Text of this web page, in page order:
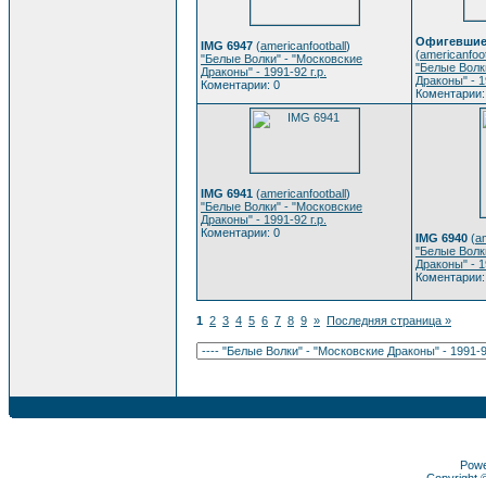
IMG 6947 (americanfootball)
"Белые Волки" - "Московские
Драконы" - 1991-92 г.р.
Коментарии: 0
Офигевшие
(
"Белые
Драконы" -
IMG 6941 (americanfootball)
"Белые Волки" - "Московские
Драконы" - 1991-92 г.р.
Коментарии: 0
IMG 6940 (
"Белые
Драконы" -
1 2 3 4 5 6 7 8 9 » Последняя страница »